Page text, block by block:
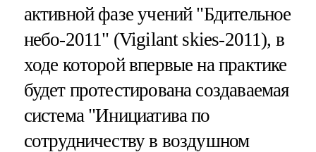
активной фазе учений "Бдительное
небо-2011" (Vigilаnt skies-2011), в
ходе которой впервые на практике
будет протестирована создаваемая
система "Инициатива по
сотрудничеству в воздушном